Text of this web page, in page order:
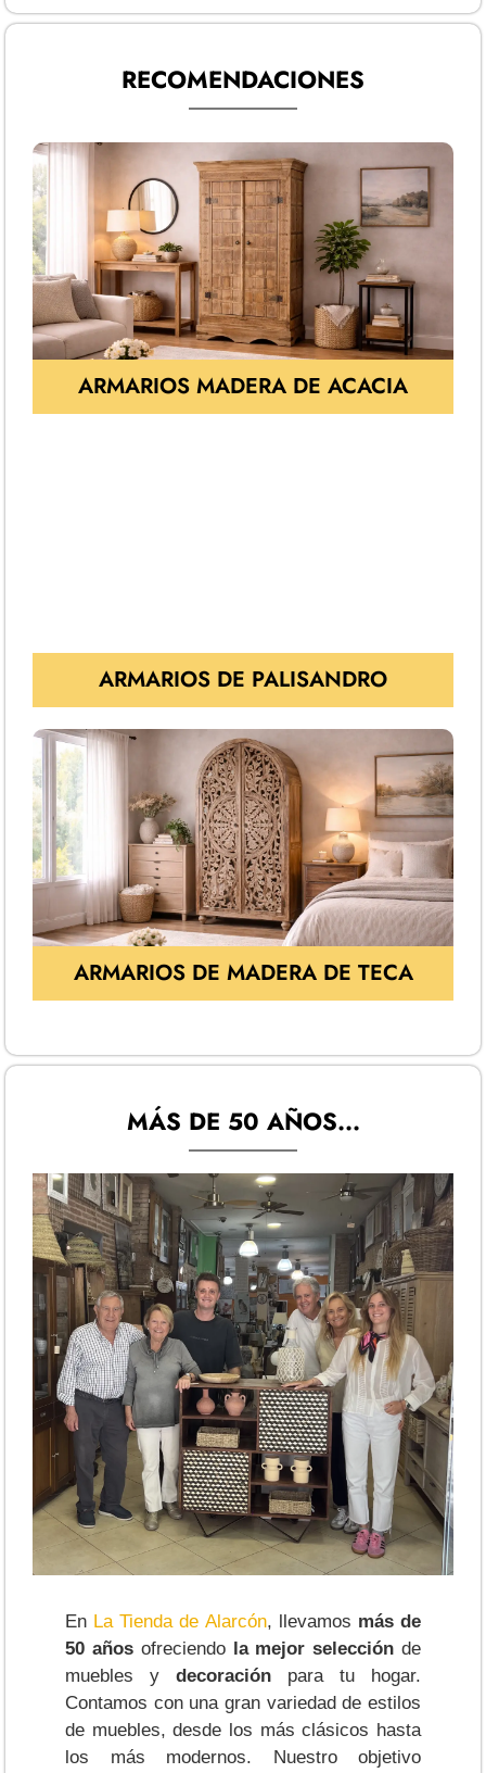
RECOMENDACIONES
ARMARIOS MADERA DE ACACIA
ARMARIOS DE PALISANDRO
ARMARIOS DE MADERA DE TECA
MÁS DE 50 AÑOS...
En La Tienda de Alarcón, llevamos más de
50 años ofreciendola mejor selección de
muebles y decoración para tu hogar.
Contamos con una gran variedad de estilos
de muebles, desde los más clásicos hasta
los más modernos. Nuestro objetivo